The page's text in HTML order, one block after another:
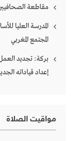
مقاطعة
المدرسة العليا
المجتمع المغربي
بركة: تجديد
إعداد قياداته
مواقيت الصلاة